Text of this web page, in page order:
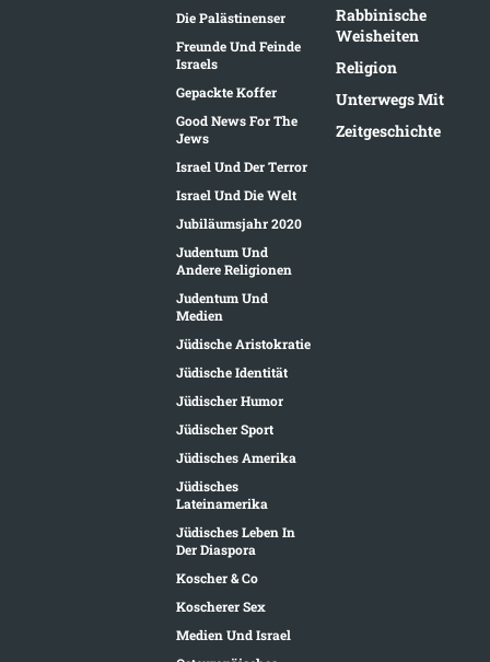
Die Palästinenser
Freunde Und Feinde
Israels
Gepackte Koffer
Good News For The
Jews
Israel Und Der Terror
Israel Und Die Welt
Jubiläumsjahr 2020
Judentum Und
Andere Religionen
Judentum Und
Medien
Jüdische Aristokratie
Jüdische Identität
Jüdischer Humor
Jüdischer Sport
Jüdisches Amerika
Jüdisches
Lateinamerika
Jüdisches Leben In
Der Diaspora
Koscher & Co
Koscherer Sex
Medien Und Israel
Rabbinische
Weisheiten
Religion
Unterwegs Mit
Zeitgeschichte